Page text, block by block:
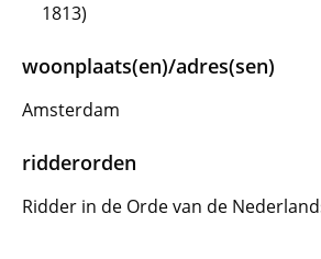
1813)
woonplaats(en)/adres(sen)
Amsterdam
ridderorden
Ridder in de Orde van de